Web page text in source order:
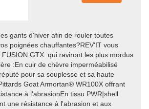
gants d'hiver afin de rouler toutes
poignées chauffantes?REV'IT vous
FUSION GTX qui raviront les plus mordus
:En cuir de chèvre imperméabilisé
pour sa souplesse et sa haute
Goat Armortan® WR100X offrant
à l'abrasionEn tissu PWR|shell
une résistance à l'abrasion et aux